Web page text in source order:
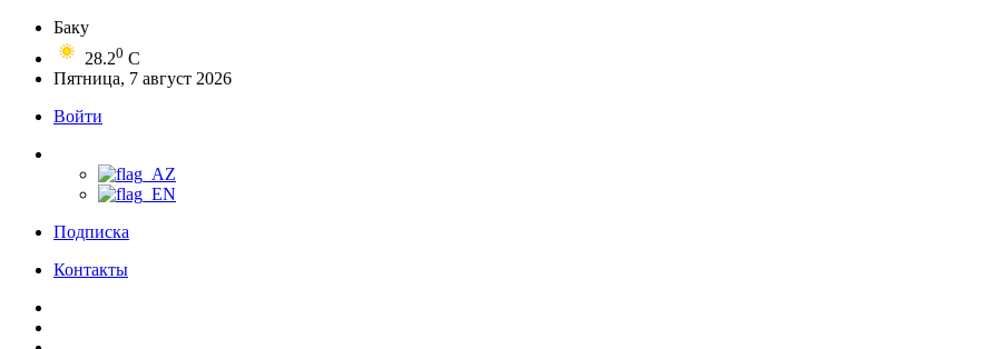
Баку
28.20 C
Пятница, 7 август 2026
Войти
Подписка
Контакты